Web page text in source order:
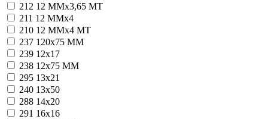
212 12 MMx3,65 MT
211 12 MMx4
210 12 MMx4 MT
237 120x75 MM
239 12x17
238 12x75 MM
295 13x21
240 13x50
288 14x20
291 16x16